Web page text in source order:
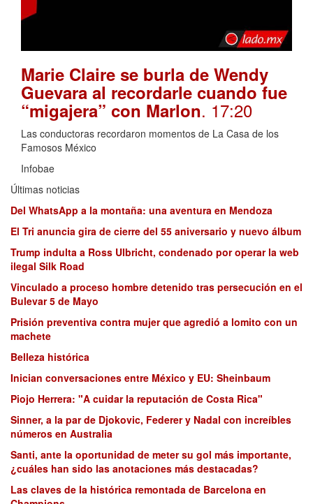
Marie Claire se burla de Wendy
Guevara al recordarle cuando fue
“migajera” con Marlon. 17:20
Las conductoras recordaron momentos de La Casa de los
Famosos México
Infobae
Últimas noticias
Del WhatsApp a la montaña: una aventura en Mendoza
El Tri anuncia gira de cierre del 55 aniversario y nuevo álbum
Trump indulta a Ross Ulbricht, condenado por operar la web
ilegal Silk Road
Vinculado a proceso hombre detenido tras persecución en el
Bulevar 5 de Mayo
Prisión preventiva contra mujer que agredió a lomito con un
machete
Belleza histórica
Inician conversaciones entre México y EU: Sheinbaum
Piojo Herrera: "A cuidar la reputación de Costa Rica"
Sinner, a la par de Djokovic, Federer y Nadal con increíbles
números en Australia
Santi, ante la oportunidad de meter su gol más importante,
¿cuáles han sido las anotaciones más destacadas?
Las claves de la histórica remontada de Barcelona en